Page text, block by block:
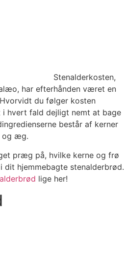
Stenalderkosten,
har efterhånden været en
du følger kosten
i hvert fald dejligt nemt at bage
består af kerner
og æg.
præg på, hvilke kerne og frø
hjemmebagte stenalderbrød.
lige her!